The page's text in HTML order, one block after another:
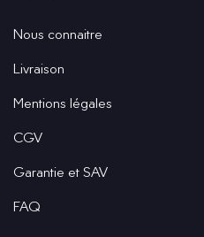
Nous connaitre
Livraison
Mentions légales
CGV
Garantie et SAV
FAQ